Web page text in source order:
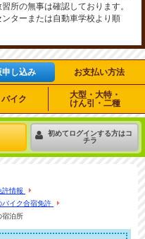
所の無事は確認しております。
ターまたは自動車学校より順
申し込み お支払い方法
バイク
大型・大特・
けん引・二種
初めてログインする方はコ
チラ
許情報
バイク合宿免許
宿泊所